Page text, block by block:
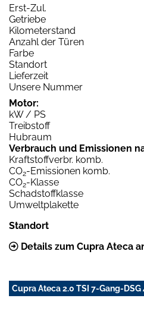
Erst-Zul.
Getriebe
Kilometerstand
Anzahl der Türen
Farbe
Standort
Lieferzeit
Unsere Nummer
Motor:
kW / PS
Treibstoff
Hubraum
Verbrauch und Emissionen
Kraftstoffverbr. komb.
CO2-Emissionen komb.
CO2-Klasse
Schadstoffklasse
Umweltplakette
Standort
Details zum Cupra Ateca
Cupra Ateca 2.0 TSI 7-Gang-DSG